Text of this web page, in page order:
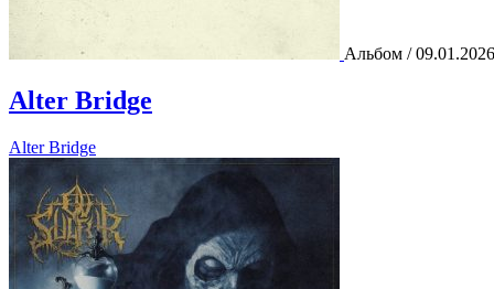
Альбом / 09.01.2026
Alter Bridge
Alter Bridge